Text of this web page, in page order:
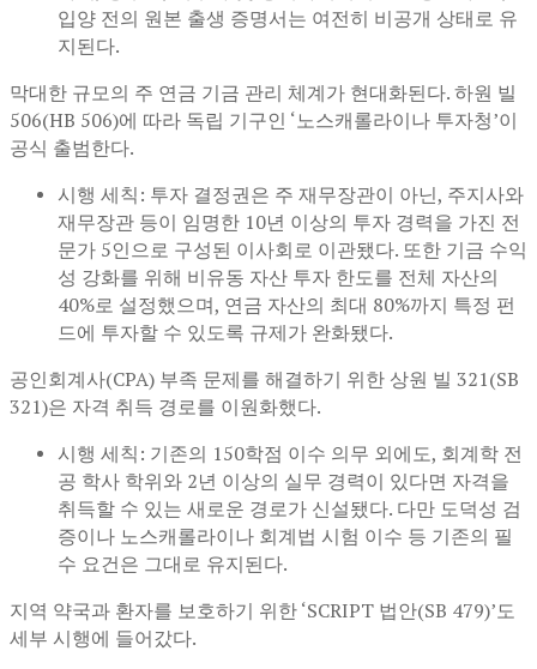
입양 전의 원본 출생 증명서는 여전히 비공개 상태로 유
지된다.
막대한 규모의 주 연금 기금 관리 체계가 현대화된다. 하원 빌
506(HB 506)에 따라 독립 기구인 ‘노스캐롤라이나 투자청’이
공식 출범한다.
시행 세칙: 투자 결정권은 주 재무장관이 아닌, 주지사와
재무장관 등이 임명한 10년 이상의 투자 경력을 가진 전
문가 5인으로 구성된 이사회로 이관됐다. 또한 기금 수익
성 강화를 위해 비유동 자산 투자 한도를 전체 자산의
40%로 설정했으며, 연금 자산의 최대 80%까지 특정 펀
드에 투자할 수 있도록 규제가 완화됐다.
공인회계사(CPA) 부족 문제를 해결하기 위한 상원 빌 321(SB
321)은 자격 취득 경로를 이원화했다.
시행 세칙: 기존의 150학점 이수 의무 외에도, 회계학 전
공 학사 학위와 2년 이상의 실무 경력이 있다면 자격을
취득할 수 있는 새로운 경로가 신설됐다. 다만 도덕성 검
증이나 노스캐롤라이나 회계법 시험 이수 등 기존의 필
수 요건은 그대로 유지된다.
지역 약국과 환자를 보호하기 위한 ‘SCRIPT 법안(SB 479)’도
세부 시행에 들어갔다.